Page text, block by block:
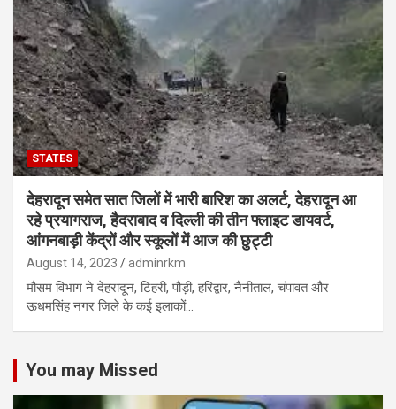
STATES
देहरादून समेत सात जिलों में भारी बारिश का अलर्ट, देहरादून आ
रहे प्रयागराज, हैदराबाद व दिल्ली की तीन फ्लाइट डायवर्ट,
आंगनबाड़ी केंद्रों और स्कूलों में आज की छुट्टी
August 14, 2023 adminrkm
मौसम विभाग ने देहरादून, टिहरी, पौड़ी, हरिद्वार, नैनीताल, चंपावत और
ऊधमसिंह नगर जिले के कई इलाकों…
You may Missed